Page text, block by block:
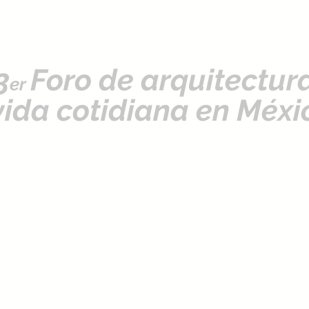
er Foro de
cotidiana en